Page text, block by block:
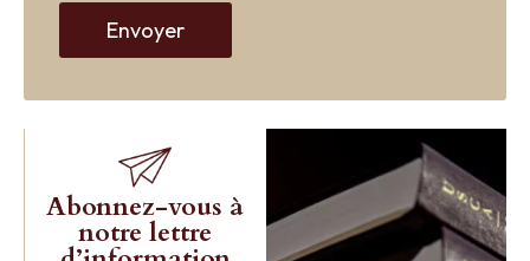
Envoyer
Abonnez-vous à
notre lettre